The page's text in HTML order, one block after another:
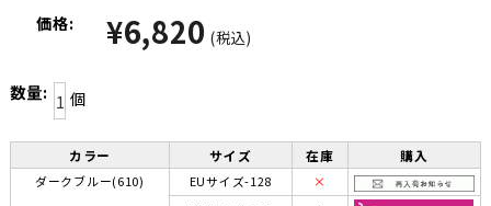
価格: ¥6,820 (税込)
数量: 個
カラー サイズ 在庫 購入
ダークブルー(610) EUサイズ-128
×